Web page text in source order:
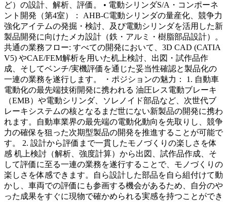
ど）の設計、解析、評価。 • 電動シリンダS/A・コンポーネ
ント開発（第4室）： AHB-C電動シリンダの量産化、競争力
強化アイテムの発掘・検討、及び電動シリンダを活用した新
製品開発に向けたメカ設計（鉄・アルミ・樹脂部品設計）。
共通の業務フロー: すべての開発において、3D CAD (CATIA
V5) やCAE/FEM解析を用いた机上検討、出図・試作品作
成、そしてベンチ/実機評価を通じた妥当性確認と製品化の
一連の業務を遂行します。 ・ポジションの魅力： 1. 自動車
電動化の最先端技術開発に携われる 油圧レス電動ブレーキ
（EMB）や電動シリンダ、ソレノイド部品など、次世代ブ
レーキシステムの核となるまだ世にない新製品の開発に携わ
れます。自動車業界の最先端の電動化動向を先取りし、競争
力の確保を狙った次期型製品の開発を推進することが可能で
す。 2. 設計から評価まで一貫したモノづくりの楽しさを体
感 机上検討（解析、強度計算）から出図、試作品作成、そ
して評価に至る一連の業務を遂行することで、モノづくりの
楽しさを体感できます。自ら設計した部品を自ら組付けて動
かし、車両での評価にも参画する機会があるため、自分のや
った成果をすぐに現物で確かめられる実感を持つことができ